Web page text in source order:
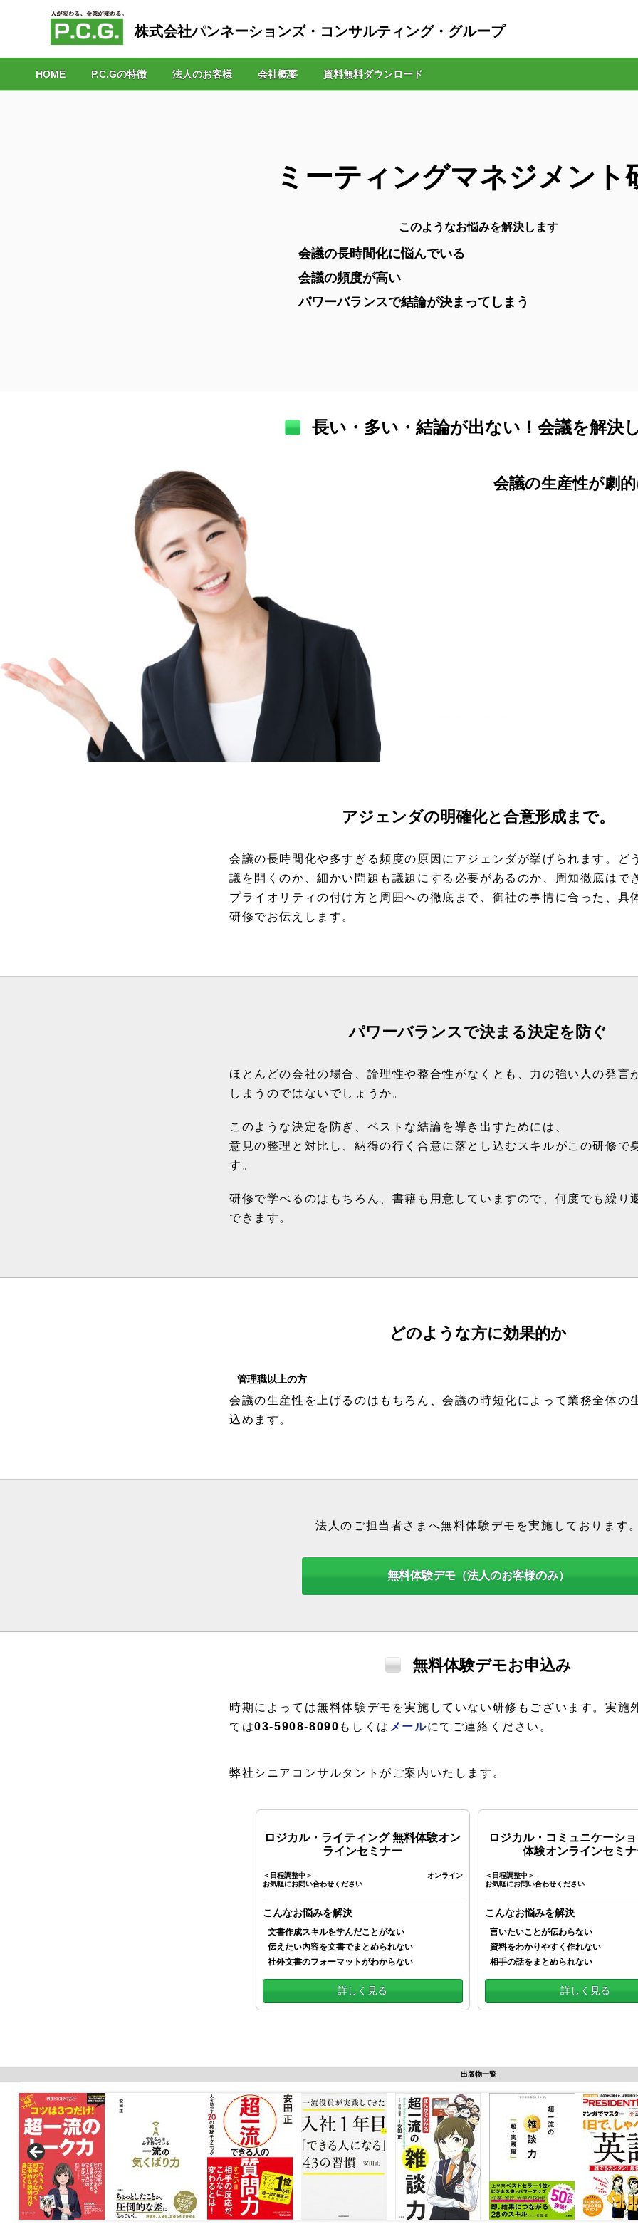
株式会社パンネーションズ・コンサルティング・グループ
HOME P.C.Gの特徴 法人のお客様 会社概要 資料無料ダウンロード
ミーティングマネジメント
このようなお悩みを解決します
会議の長時間化に悩んでいる
会議の頻度が高い
パワーバランスで結論が決まってしまう
長い・多い・結論が出ない！会議を解決し
会議の生産性が劇的
アジェンダの明確化と合意形成まで。
会議の長時間化や多すぎる頻度の原因にアジェンダが挙げられます。ど
議を開くのか、細かい問題も議題にする必要があるのか、周知徹底はで
プライオリティの付け方と周囲への徹底まで、御社の事情に合った、具
研修でお伝えします。
パワーバランスで決まる決定を防ぐ
ほとんどの会社の場合、論理性や整合性がなくとも、力の強い人の発言
しまうのではないでしょうか。
このような決定を防ぎ、ベストな結論を導き出すためには、
意見の整理と対比し、納得の行く合意に落とし込むスキルがこの研修で
す。
研修で学べるのはもちろん、書籍も用意していますので、何度でも繰り
できます。
どのような方に効果的か
管理職以上の方
会議の生産性を上げるのはもちろん、会議の時短化によって業務全体の
込めます。
法人のご担当者さまへ無料体験デモを実施しております。
無料体験デモ（法人のお客様のみ）
無料体験デモお申込み
時期によっては無料体験デモを実施していない研修もございます。実施
ては03-5908-8090 もしくは メールにてご連絡ください。
弊社シニアコンサルタントがご案内いたします。
ロジカル・ライティング 無料体験オン
ラインセミナー
＜日程調整中＞
お気軽にお問い合わせください
オンライン
こんなお悩みを解決
文書作成スキルを学んだことがない
伝えたい内容を文書でまとめられない
社外文書のフォーマットがわからない
詳しく見る
ロジカル・コミュニケーシ
体験オンラインセミ
＜日程調整中＞
お気軽にお問い合わせください
こんなお悩みを解決
言いたいことが伝わらない
資料をわかりやすく作れない
相手の話をまとめられない
詳しく見る
出版物一覧